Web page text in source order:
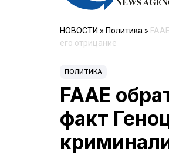
НОВОСТИ » Политика »
его отрицание
ПОЛИТИКА
FAAE
факт